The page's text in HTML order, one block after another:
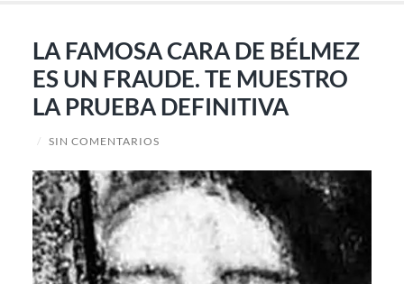
LA FAMOSA CARA DE BÉLMEZ
ES UN FRAUDE. TE MUESTRO
LA PRUEBA DEFINITIVA
/ SIN COMENTARIOS